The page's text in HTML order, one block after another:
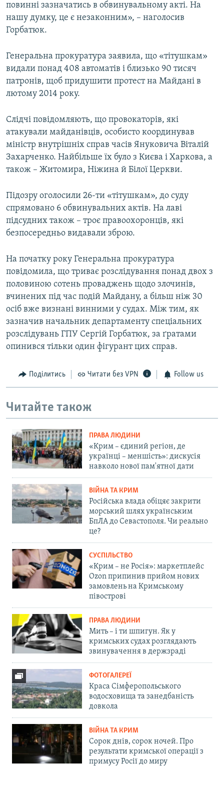
повинні зазначатись в обвинувальному акті. На
нашу думку, це є незаконним», – наголосив
Горбатюк.
Генеральна прокуратура заявила, що «тітушкам»
видали понад 408 автоматів і близько 90 тисяч
патронів, щоб придушити протест на Майдані в
лютому 2014 року.
Слідчі повідомляють, що провокаторів, які
атакували майданівців, особисто координував
міністр внутрішніх справ часів Януковича Віталій
Захарченко. Найбільше їх було з Києва і Харкова, а
також – Житомира, Ніжина й Білої Церкви.
Підозру оголосили 26-ти «тітушкам», до суду
спрямовано 6 обвинувальних актів. На лаві
підсудних також – троє правоохоронців, які
безпосередньо видавали зброю.
На початку року Генеральна прокуратура
повідомила, що триває розслідування понад двох з
половиною сотень проваджень щодо злочинів,
вчинених під час подій Майдану, а більш ніж 30
осіб вже визнані винними у судах. Між тим, як
зазначив начальник департаменту спеціальних
розслідувань ГПУ Сергій Горбатюк, за ґратами
опинився тільки один фігурант цих справ.
Поділитись Читати без VPN Follow us
Читайте також
ПРАВА ЛЮДИНИ
«Крим – єдиний регіон, де
українці – меншість»: дискусія
навколо нової пам'ятної дати
ВІЙНА ТА КРИМ
Російська влада обіцяє закрити
морський шлях українським
БпЛА до Севастополя. Чи реально
це?
СУСПІЛЬСТВО
«Крим – не Росія»: маркетплейс
Ozon припинив прийом нових
замовлень на Кримському
півострові
ПРАВА ЛЮДИНИ
Мить – і ти шпигун. Як у
кримських судах розглядають
звинувачення в держзраді
ФОТОГАЛЕРЕЇ
Краса Сімферопольського
водосховища та занедбаність
довкола
ВІЙНА ТА КРИМ
Сорок днів, сорок ночей. Про
результати кримської операції з
примусу Росії до миру